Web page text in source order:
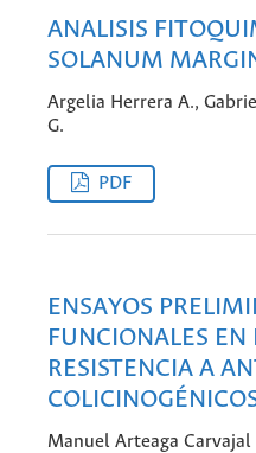
ANALISIS
SOLANUM
Argelia Herrera A.,
G.
PDF
ENSAYOS
FUNCIONALES EN
RESISTENCIA A
Manuel Arteaga Carvajal